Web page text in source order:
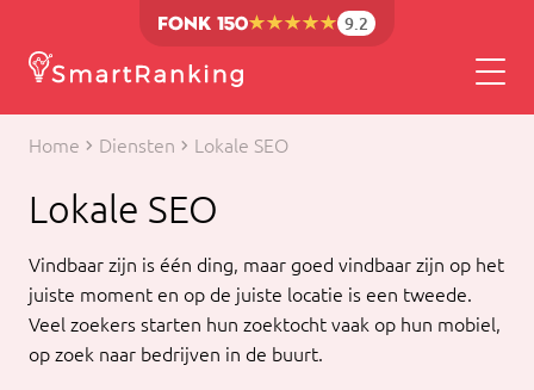
9.2
Home Diensten Lokale SEO
Lokale SEO
Vindbaar zijn is één ding, maar goed vindbaar zijn op het
juiste moment en op de juiste locatie is een tweede.
Veel zoekers starten hun zoektocht vaak op hun mobiel,
op zoek naar bedrijven in de buurt.